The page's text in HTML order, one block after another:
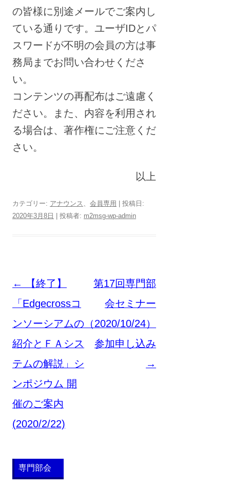
の皆様に別途メールでご案内し
ている通りです。ユーザIDとパ
スワードが不明の会員の方は事
務局までお問い合わせくださ
い。
コンテンツの再配布はご遠慮く
ださい。また、内容を利用され
る場合は、著作権にご注意くだ
さい。
以上
カテゴリー: アナウンス 、 会員専用
| 投稿日:
2020年3月8日
投稿者: m2msg-wp-admin
投
稿
ナ
ビ
ゲ
ー
シ
ョ
←
【終了】
「Edgecrossコ
ンソーシアムの
紹介とＦＡシス
テムの解説」シ
ンポジウム 開
催のご案内
(2020/2/22)
第17回専門部
会セミナー
（2020/10/24）
参加申し込み
→
専門部会